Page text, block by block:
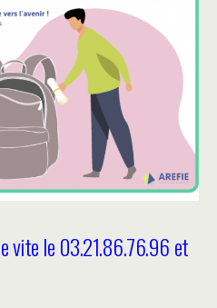
vite le 03.21.86.76.96 et